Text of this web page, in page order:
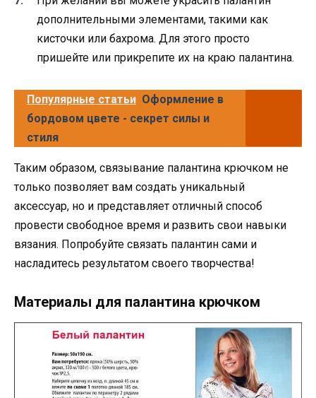
дополнительными элементами, такими как
кисточки или бахрома. Для этого просто
пришейте или прикрепите их на краю палантина.
Популярные статьи Оформление в
бордовом цвете - секрет силы и
стиля
Таким образом, связывание палантина крючком не
только позволяет вам создать уникальный
аксессуар, но и представляет отличный способ
провести свободное время и развить свои навыки
вязания. Попробуйте связать палантин сами и
насладитесь результатом своего творчества!
Материалы для палантина крючком